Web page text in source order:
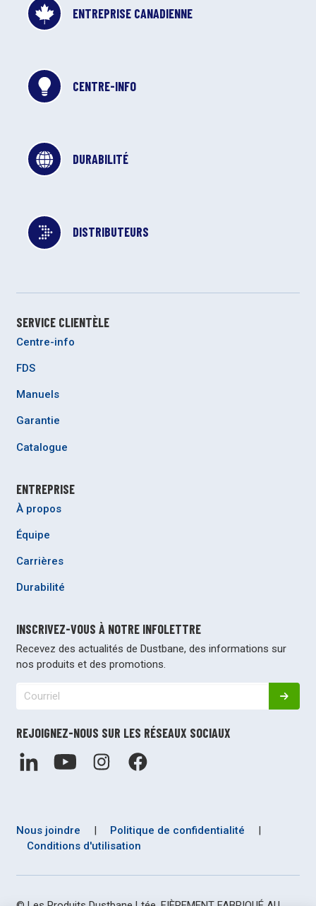
ENTREPRISE CANADIENNE
CENTRE-INFO
DURABILITÉ
DISTRIBUTEURS
SERVICE CLIENTÈLE
Centre-info
FDS
Manuels
Garantie
Catalogue
ENTREPRISE
À propos
Équipe
Carrières
Durabilité
INSCRIVEZ-VOUS À NOTRE INFOLETTRE
Recevez des actualités de Dustbane, des informations sur
nos produits et des promotions.
REJOIGNEZ-NOUS SUR LES RÉSEAUX SOCIAUX
Nous joindre | Politique de confidentialité
|
Conditions d'utilisation